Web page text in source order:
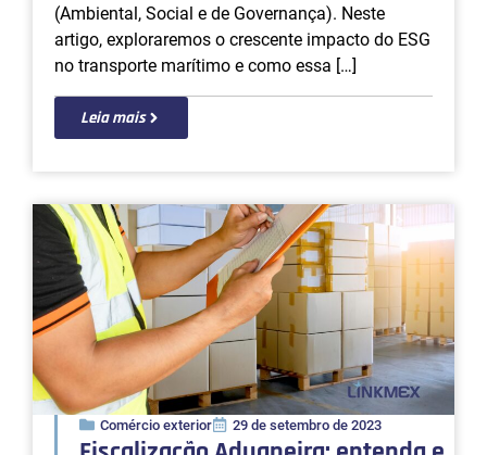
(Ambiental, Social e de Governança). Neste
artigo, exploraremos o crescente impacto do ESG
no transporte marítimo e como essa […]
Leia mais
Comércio exterior 29 de setembro de 2023